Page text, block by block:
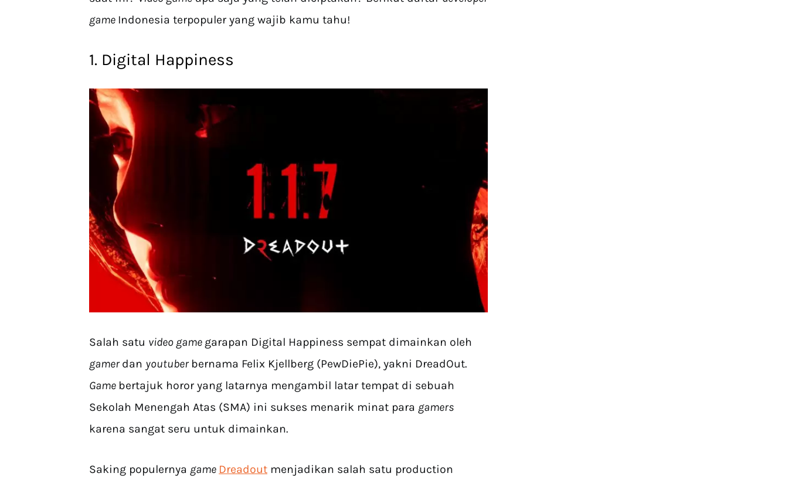
game Indonesia terpopuler yang wajib kamu tahu!
1. Digital Happiness
Salah satu video game garapan Digital Happiness sempat dimainkan oleh
gamer dan youtuber bernama Felix Kjellberg (PewDiePie), yakni DreadOut.
Game bertajuk horor yang latarnya mengambil latar tempat di sebuah
Sekolah Menengah Atas (SMA) ini sukses menarik minat para gamers
karena sangat seru untuk dimainkan.
Saking populernya game Dreadout menjadikan salah satu production